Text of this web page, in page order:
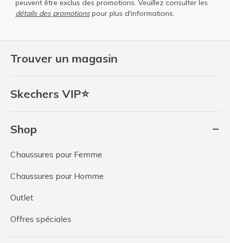
Trouver un magasin
Skechers VIP⭐
Shop
Chaussures pour Femme
Chaussures pour Homme
Outlet
Offres spéciales
peuvent être exclus des promotions. Veuillez consulter les
détails des promotionspour plus d'informations.